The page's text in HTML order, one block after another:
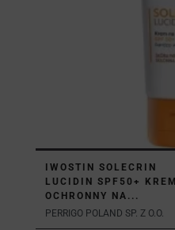
IWOSTIN SOLECRIN
LUCIDIN SPF50+ KREM
OCHRONNY NA...
PERRIGO POLAND SP. Z O.O.